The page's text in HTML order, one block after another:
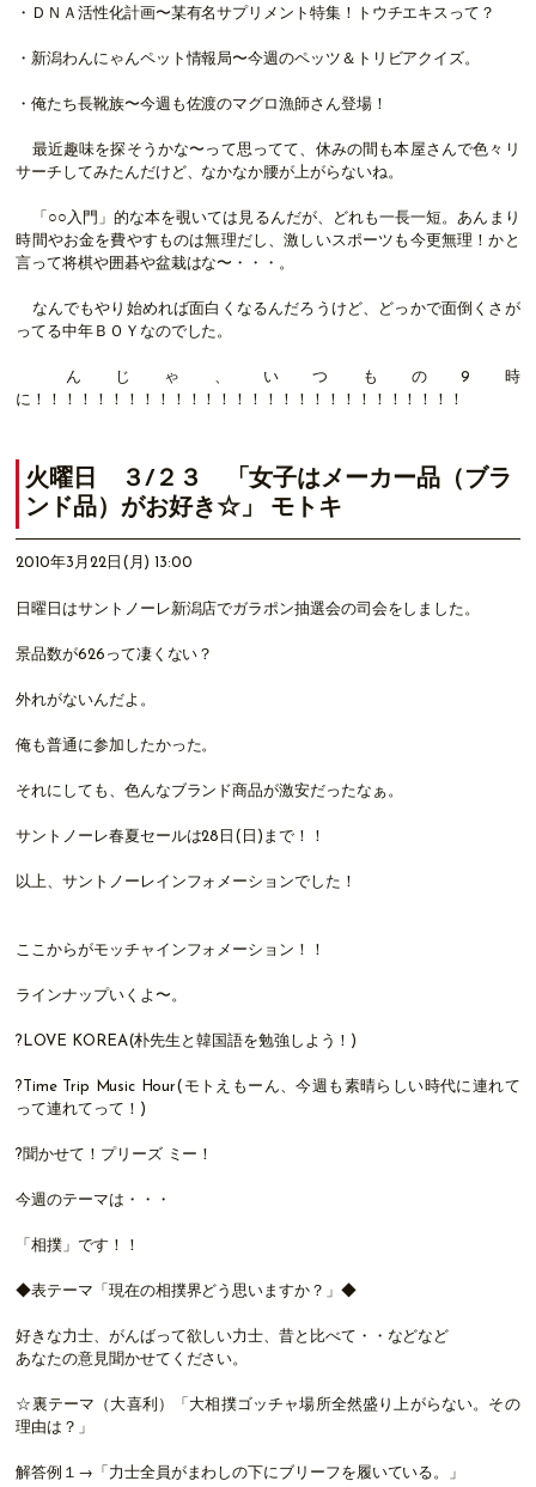
・ＤＮＡ活性化計画〜某有名サプリメント特集！トウチエキスって？
・新潟わんにゃんペット情報局〜今週のペッツ＆トリビアクイズ。
・俺たち長靴族〜今週も佐渡のマグロ漁師さん登場！
最近趣味を探そうかな〜って思ってて、休みの間も本屋さんで色々リ
サーチしてみたんだけど、なかなか腰が上がらないね。
「○○入門」的な本を覗いては見るんだが、どれも一長一短。あんまり
時間やお金を費やすものは無理だし、激しいスポーツも今更無理！かと
言って将棋や囲碁や盆栽はな〜・・・。
なんでもやり始めれば面白くなるんだろうけど、どっかで面倒くさが
ってる中年ＢＯＹなのでした。
んじゃ、いつもの9時
に！！！！！！！！！！！！！！！！！！！！！！！！！！！！
火曜日 ３/２３ 「女子はメーカー品（ブラ
ンド品）がお好き☆」 モトキ
2010年3月22日(月) 13:00
日曜日はサントノーレ新潟店でガラポン抽選会の司会をしました。
景品数が626って凄くない？
外れがないんだよ。
俺も普通に参加したかった。
それにしても、色んなブランド商品が激安だったなぁ。
サントノーレ春夏セールは28日(日)まで！！
以上、サントノーレインフォメーションでした！
ここからがモッチャインフォメーション！！
ラインナップいくよ〜。
?LOVE KOREA(朴先生と韓国語を勉強しよう！)
?Time Trip Music Hour(モトえもーん、今週も素晴らしい時代に連れて
って連れてって！)
?聞かせて！プリーズ ミー！
今週のテーマは・・・
「相撲」です！！
◆表テーマ「現在の相撲界どう思いますか？」◆
好きな力士、がんばって欲しい力士、昔と比べて・・などなど
あなたの意見聞かせてください。
☆裏テーマ（大喜利）「大相撲ゴッチャ場所全然盛り上がらない。その
理由は？」
解答例１→「力士全員がまわしの下にブリーフを履いている。」